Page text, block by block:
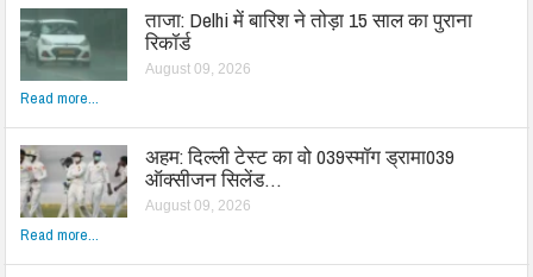
ताजा: Delhi में बारिश ने तोड़ा 15 साल का पुराना
रिकॉर्ड
August 09, 2026
Read more...
अहम: दिल्ली टेस्ट का वो 039स्मॉग ड्रामा039
ऑक्सीजन सिलेंड…
August 09, 2026
Read more...